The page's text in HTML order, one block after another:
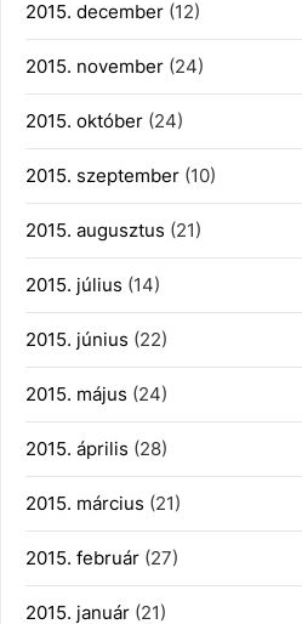
2015. december (12)
2015. november (24)
2015. október (24)
2015. szeptember (10)
2015. augusztus (21)
2015. július (14)
2015. június (22)
2015. május (24)
2015. április (28)
2015. március (21)
2015. február (27)
2015. január (21)